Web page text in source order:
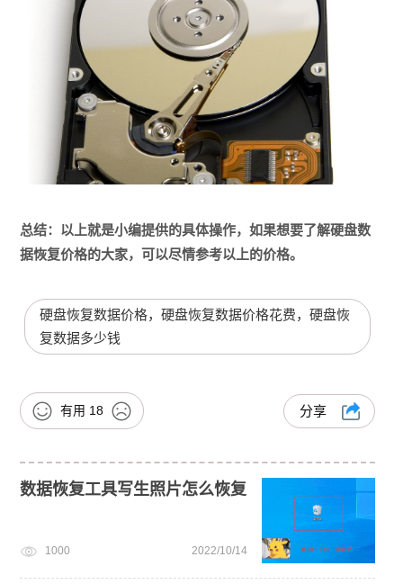
总结：以上就是小编提供的具体操作，如果想要了解硬盘数
据恢复价格的大家，可以尽情参考以上的价格。
硬盘恢复数据价格，硬盘恢复数据价格花费，硬盘恢
复数据多少钱
有用 18 分享
数据恢复工具写生照片怎么恢复
1000 2022/10/14